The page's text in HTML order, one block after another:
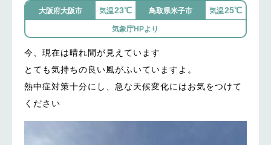
大阪府大阪市 気温23℃ 鳥取県米子市 気温25℃
気象庁HPより
今、現在は晴れ間が見えています
とても気持ちの良い風がふいていますよ。
熱中症対策十分にし、急な天候変化にはお気をつけて
ください